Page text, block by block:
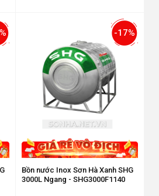
-17%
Bồn nước Inox Sơn Hà Xanh SHG
3000L Ngang - SHG3000F1140